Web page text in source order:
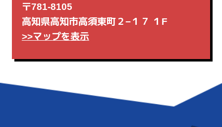
〒781-8105
高知県高知市高須東町２−１７ １F
>>マップを表示